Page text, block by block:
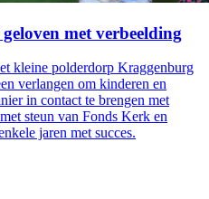
met verbeelding
kleine polderdorp Kraggenburg
verlangen om kinderen en
in contact te brengen met
steun van Fonds Kerk en
jaren met succes.